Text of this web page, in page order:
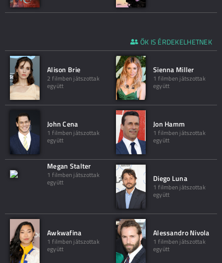
ŐK IS ÉRDEKELHETNEK
Alison Brie
2 filmben játszottak
együtt
Sienna Miller
1 filmben játszottak
együtt
John Cena
1 filmben játszottak
együtt
Jon Hamm
1 filmben játszottak
együtt
Megan Stalter
1 filmben játszottak
együtt Diego Luna
1 filmben játszottak
együtt
Awkwafina
1 filmben játszottak
együtt
Alessandro Nivola
1 filmben játszottak
együtt